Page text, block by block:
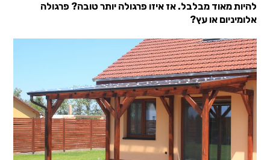
להיות מאוד מבלבל. אז איזו פרגולה יותר טובה? פרגולה
אלומיניום או עץ?